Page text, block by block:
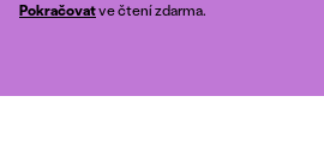
Pokračovatve čtení zdarma.